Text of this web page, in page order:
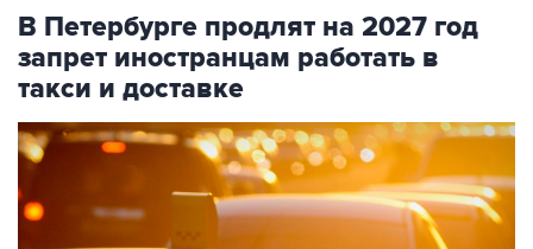
В Петербурге продлят на 2027 год
запрет иностранцам работать в
такси и доставке